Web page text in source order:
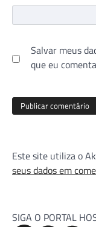
Salvar meus
que eu
Este site utiliza o
seus dados em
SIGA O PORTAL